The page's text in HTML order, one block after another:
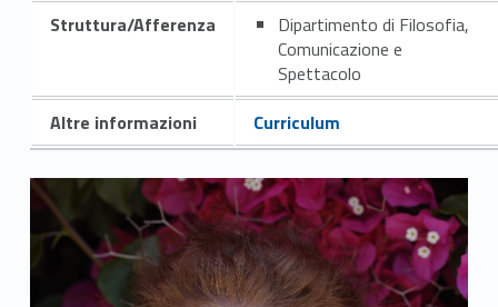
Struttura/Afferenza
Dipartimento di Filosofia,
Comunicazione e
Spettacolo
Altre informazioni
Curriculum